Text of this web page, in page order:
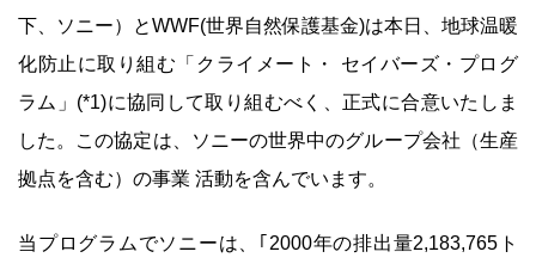
下、ソニー）とWWF(世界自然保護基金)は本日、地球温暖
化防止に取り組む「クライメート・ セイバーズ・プログ
ラム」(*1)に協同して取り組むべく、正式に合意いたしま
した。この協定は、ソニーの世界中のグループ会社（生産
拠点を含む）の事業 活動を含んでいます。
当プログラムでソニーは、｢2000年の排出量2,183,765ト